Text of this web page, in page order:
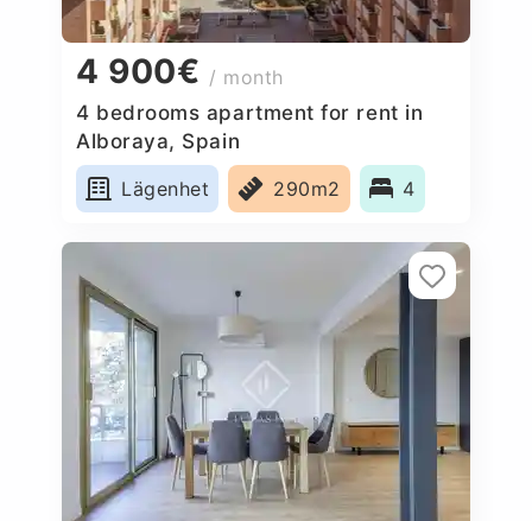
4 900€ / month
4 bedrooms apartment for rent in
Alboraya, Spain
Lägenhet
290m2 4